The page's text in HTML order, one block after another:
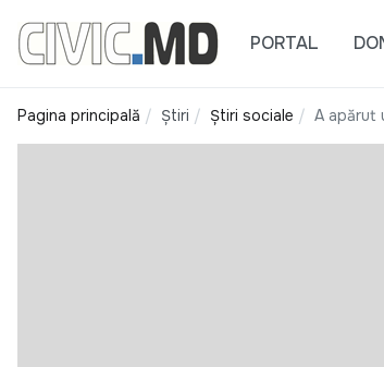
PORTAL
Pagina principală Știri Știri sociale A apărut